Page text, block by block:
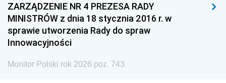
ZARZĄDZENIE NR 4 PREZESA RADY
MINISTRÓW z dnia 18 stycznia 2016 r. w
sprawie utworzenia Rady do spraw
Innowacyjności
Monitor Polski rok 2026 poz. 743